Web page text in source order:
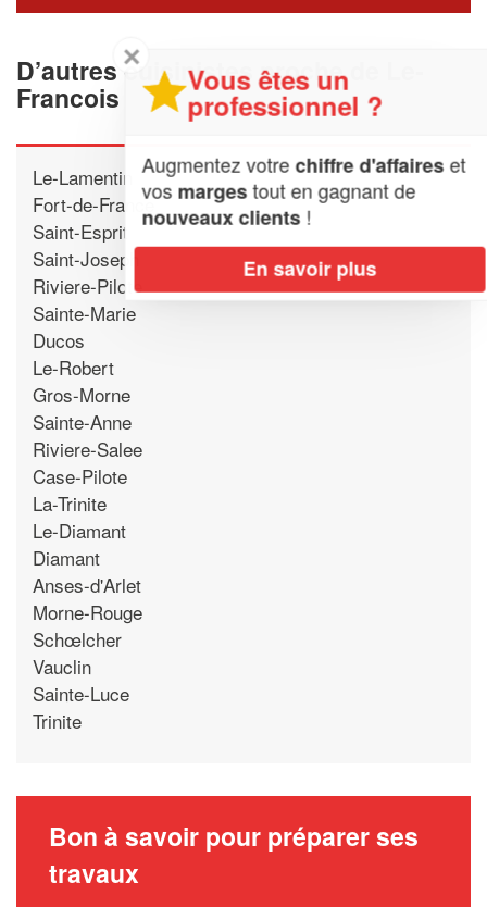
D’autres cuisinistes proche de Le-
Francois
Le-Lamentin
Fort-de-France
Saint-Esprit
Saint-Joseph
Riviere-Pilote
Sainte-Marie
Ducos
Le-Robert
Gros-Morne
Sainte-Anne
Riviere-Salee
Case-Pilote
La-Trinite
Le-Diamant
Diamant
Anses-d'Arlet
Morne-Rouge
Schœlcher
Vauclin
Sainte-Luce
Trinite
Bon à savoir pour préparer ses
travaux
✕
Vous êtes un
professionnel ?
Augmentez votrechiffre d'affaireset
vosmargestout en gagnant de
nouveaux clients!
En savoir plus